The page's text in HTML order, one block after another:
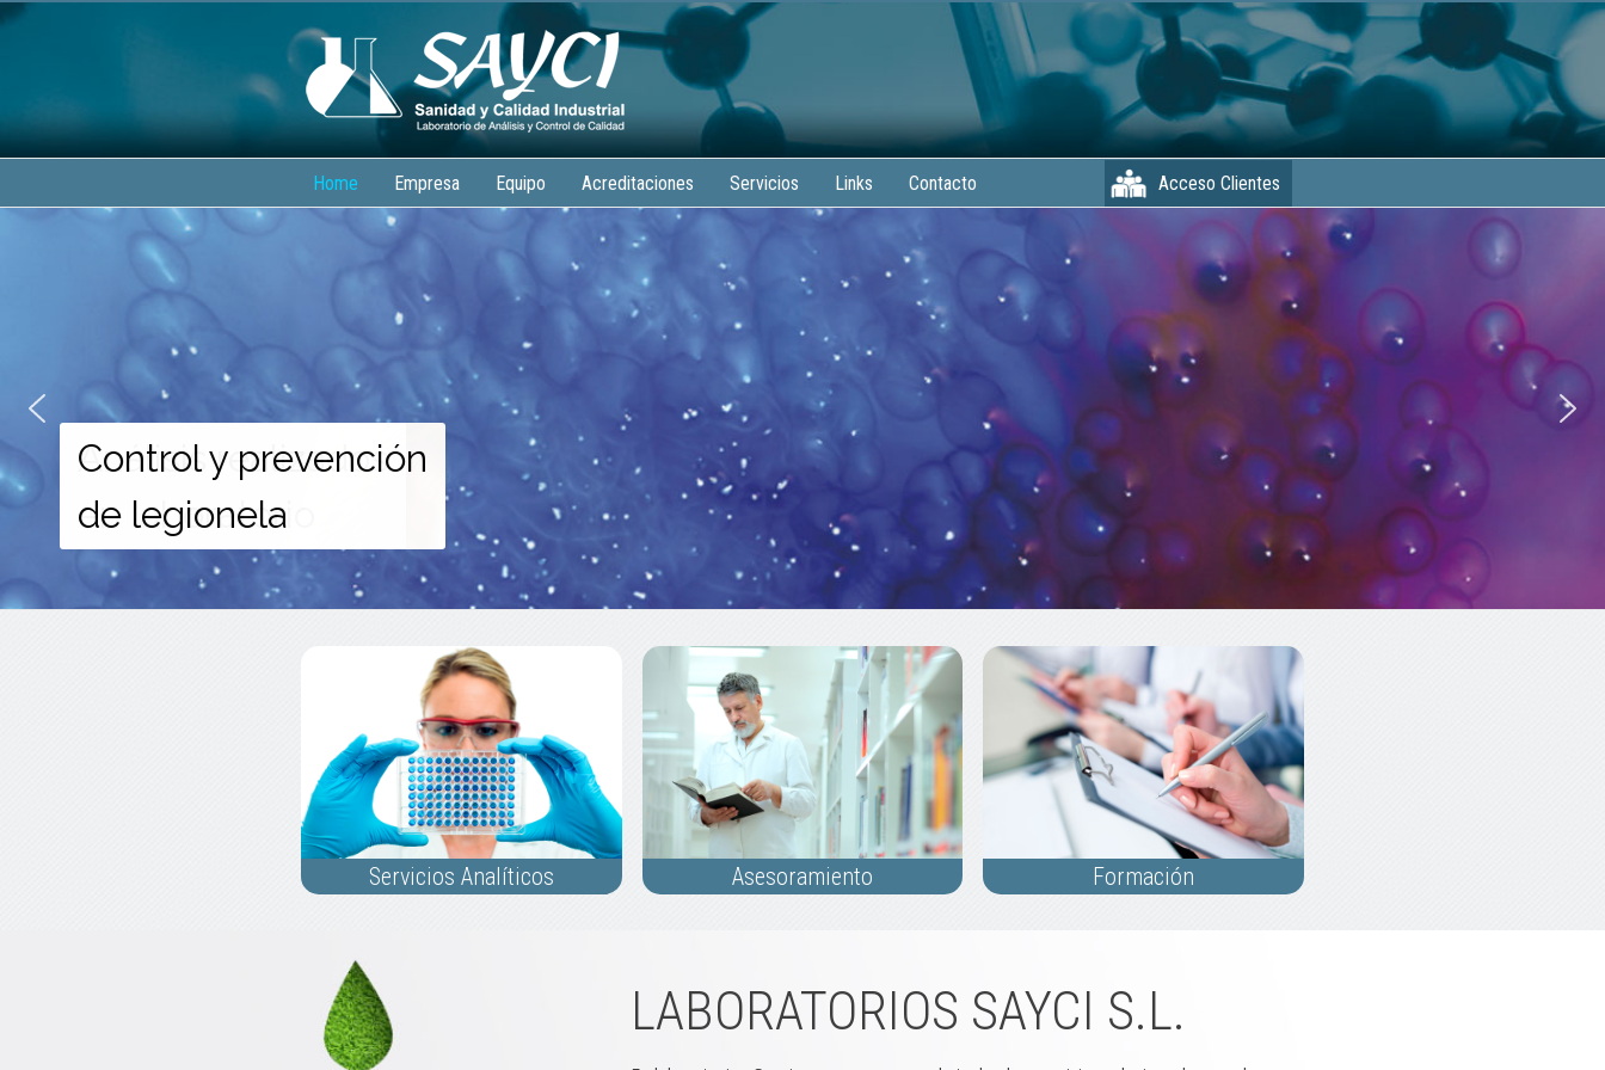
Home Empresa Equipo Acreditaciones Servicios Links Contacto Acceso Clientes
Control y prevención
de legionela
Servicios Analíticos Asesoramiento Formación
LABORATORIOS SAYCI S.L.